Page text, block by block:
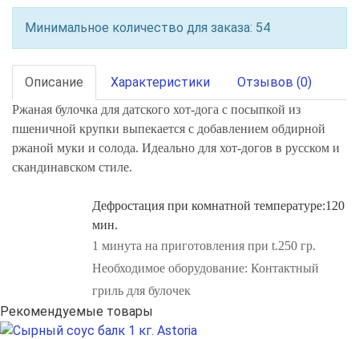
Минимальное количество для заказа: 54
Описание Характеристики Отзывов (0)
Ржаная булочка для датского хот-дога с посыпкой из
пшеничной крупки выпекается с добавлением обдирной
ржаной муки и солода. Идеально для хот-догов в русском и
скандинавском стиле.
Дефростация при комнатной температуре:120
мин.
1 минута на приготовления при t.250 гр.
Необходимое оборудование: Контактный
гриль для булочек
Рекомендуемые товары